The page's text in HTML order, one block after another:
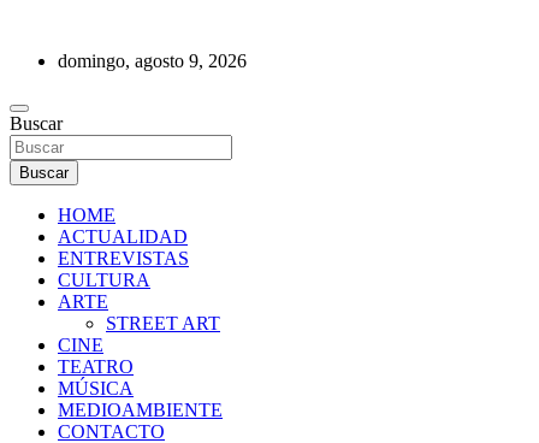
contenidodomingo, agosto 9, 2026
REVISTA DE PRENSA
Buscar
Buscar
HOME
ACTUALIDAD
ENTREVISTAS
CULTURA
ARTE
STREET ART
CINE
TEATRO
MÚSICA
MEDIOAMBIENTE
CONTACTO